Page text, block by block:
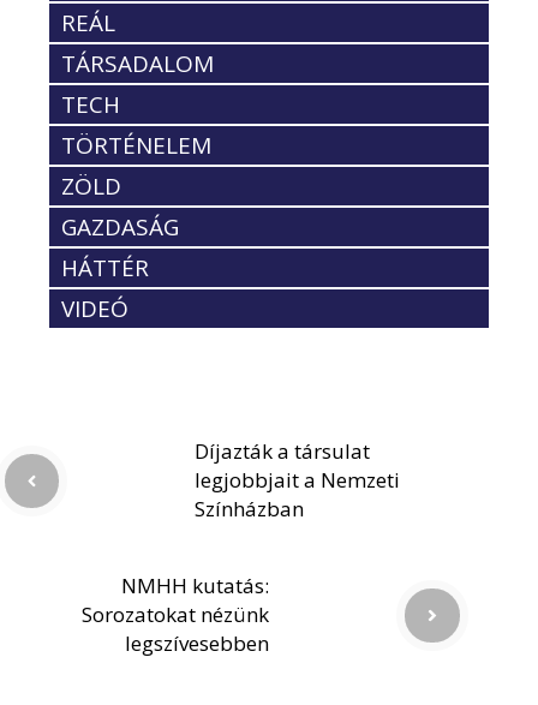
REÁL
TÁRSADALOM
TECH
TÖRTÉNELEM
ZÖLD
GAZDASÁG
HÁTTÉR
VIDEÓ
Díjazták a társulat
legjobbjait a Nemzeti
Színházban
NMHH kutatás:
Sorozatokat nézünk
legszívesebben